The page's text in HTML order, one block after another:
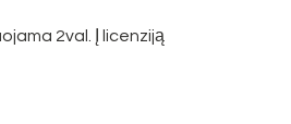
2val. Į licenziją